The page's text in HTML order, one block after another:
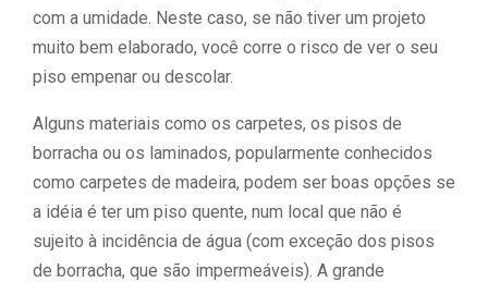
com a umidade. Neste caso, se não tiver um projeto
muito bem elaborado, você corre o risco de ver o seu
piso empenar ou descolar.
Alguns materiais como os carpetes, os pisos de
borracha ou os laminados, popularmente conhecidos
como carpetes de madeira, podem ser boas opções se
a idéia é ter um piso quente, num local que não é
sujeito à incidência de água (com exceção dos pisos
de borracha, que são impermeáveis). A grande